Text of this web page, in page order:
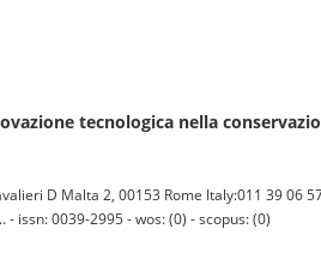
tecnologica nella
D Malta 2, 00153 Rome Italy:011 39 06
- issn: 0039-2995 - wos: (0) - scopus: (0)